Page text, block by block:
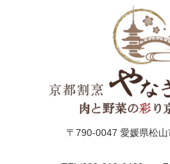
〒790-0047 愛媛県松